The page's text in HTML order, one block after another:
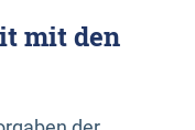
mit den